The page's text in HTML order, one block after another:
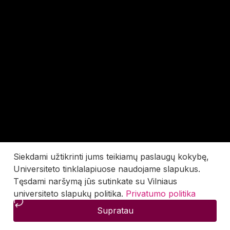
Siekdami užtikrinti jums teikiamų paslaugų kokybę,
Universiteto tinklalapiuose naudojame slapukus.
Tęsdami naršymą jūs sutinkate su Vilniaus
universiteto slapukų politika. Privatumo politika
Supratau